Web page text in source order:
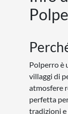
Polperro è
villaggi di
atmosfere
perfetta
tradizioni e